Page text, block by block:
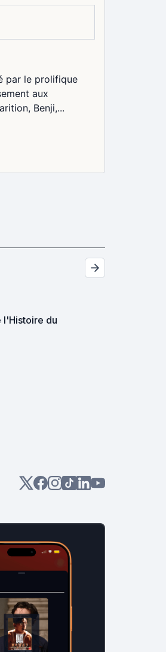
par le prolifique
aux
Benji,...
l'Histoire du